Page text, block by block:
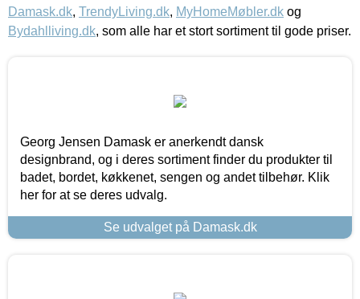
Damask.dk, TrendyLiving.dk, MyHomeMøbler.dk og
Bydahlliving.dk, som alle har et stort sortiment til gode priser.
Georg Jensen Damask er anerkendt dansk
designbrand, og i deres sortiment finder du produkter til
badet, bordet, køkkenet, sengen og andet tilbehør. Klik
her for at se deres udvalg.
Se udvalget på Damask.dk